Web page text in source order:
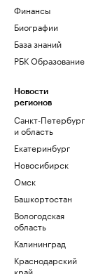
Финансы
Биографии
База знаний
РБК Образование
Новости
регионов
Санкт-Петербург
и область
Екатеринбург
Новосибирск
Омск
Башкортостан
Вологодская
область
Калининград
Краснодарский
край